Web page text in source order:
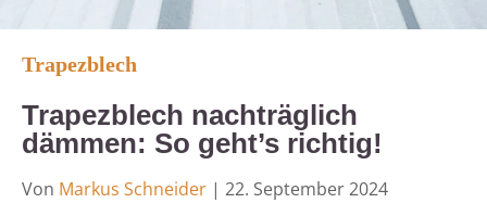
Trapezblech
Trapezblech nachträglich
dämmen: So geht’s richtig!
Von Markus Schneider | 22. September 2024